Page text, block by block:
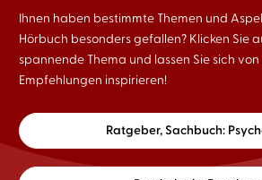
Ihnen haben bestimmte Themen und
Hörbuch besonders gefallen? Klicken Sie
spannende Thema und lassen Sie sich von
Empfehlungen inspirieren!
Ratgeber, Sachbuch: